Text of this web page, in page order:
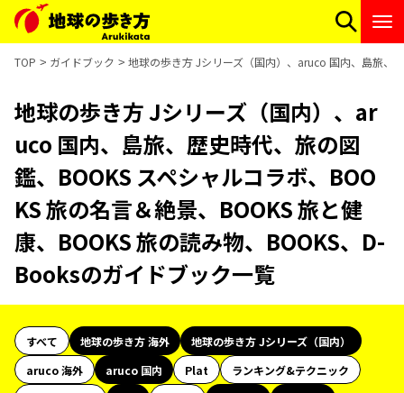
TOP ガイドブック 地球の歩き方 Jシリーズ（国内）、aruco 国内、島旅、
地球の歩き方 Jシリーズ（国内）、ar
uco 国内、島旅、歴史時代、旅の図
鑑、BOOKS スペシャルコラボ、BOO
KS 旅の名言＆絶景、BOOKS 旅と健
康、BOOKS 旅の読み物、BOOKS、D-
Booksのガイドブック一覧
すべて 地球の歩き方 海外
地球の歩き方 Jシリーズ（国内）
aruco 海外
aruco 国内 Plat
ランキング&テクニック